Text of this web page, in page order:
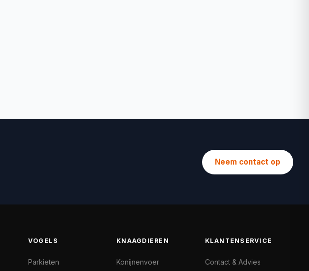
Neem contact op
VOGELS
Parkieten
KNAAGDIEREN
Konijnenvoer
KLANTENSERVICE
Contact & Advies